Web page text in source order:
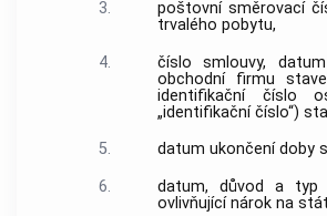
3.
poštovní směrovací
trvalého pobytu,
4.
číslo smlouvy,
obchodní firmu
identifikační číslo
„identifikační číslo“)
5.
datum ukončení doby
6.
datum, důvod a typ
ovlivňující nárok na